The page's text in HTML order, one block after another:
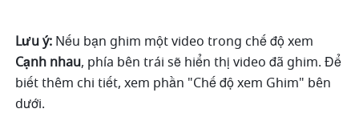
Lưu ý:
Cạnh nhau, phía bên trái sẽ hiển thị video đã ghim. Để
biết thêm chi tiết, xem phần "Chế độ xem Ghim" bên
dưới.